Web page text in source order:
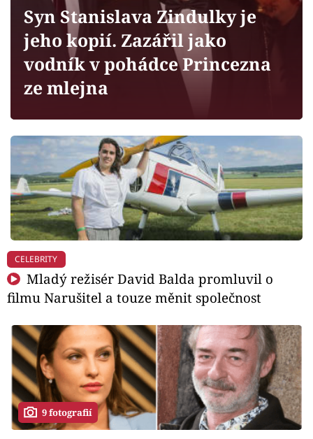
Sledujte prima+
Filmový festival Karlovy Vary
Mámy sobě
Přihlášení
Sledujte nás
Syn Stanislava Zindulky je
jeho kopií. Zazářil jako
vodník v pohádce Princezna
ze mlejna
CELEBRITY
Mladý režisér David Balda promluvil o
filmu Narušitel a touze měnit společnost
9 fotografií